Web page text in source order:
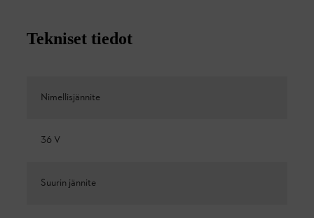
Tekniset tiedot
Nimellisjännite
36 V
Suurin jännite